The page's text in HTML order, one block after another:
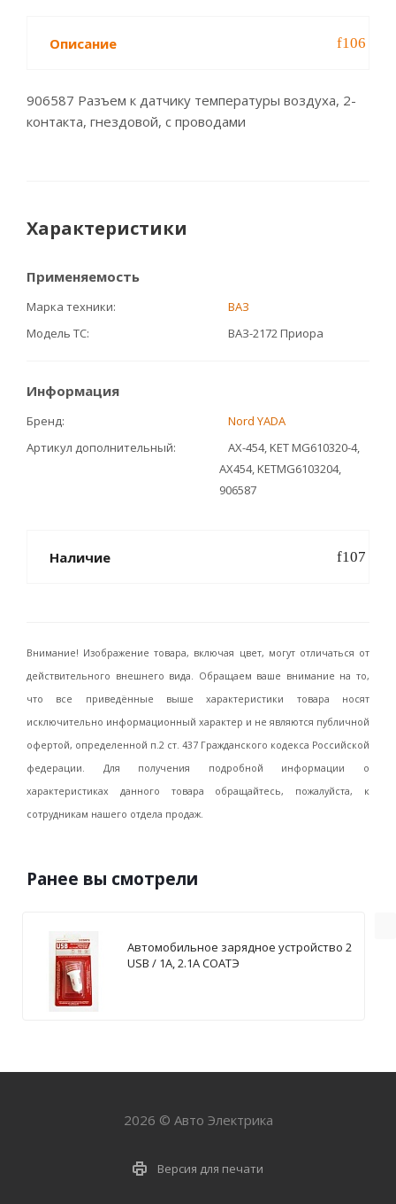
Описание
906587 Разъем к датчику температуры воздуха, 2-
контакта, гнездовой, с проводами
Характеристики
Применяемость
Марка техники
ВАЗ
Модель ТС
ВАЗ-2172 Приора
Информация
Бренд
Nord YADA
Артикул дополнительный
АХ-454, KET MG610320-4,
АХ454, KETMG6103204,
906587
Наличие
Внимание! Изображение товара, включая цвет, могут отличаться от
действительного внешнего вида. Обращаем ваше внимание на то,
что все приведённые выше характеристики товара носят
исключительно информационный характер и не являются публичной
офертой, определенной п.2 ст. 437 Гражданского кодекса Российской
федерации. Для получения подробной информации о
характеристиках данного товара обращайтесь, пожалуйста, к
сотрудникам нашего отдела продаж.
Ранее вы смотрели
Автомобильное зарядное устройство 2
USB / 1А, 2.1А СОАТЭ
2026 © Авто Электрика
Версия для печати